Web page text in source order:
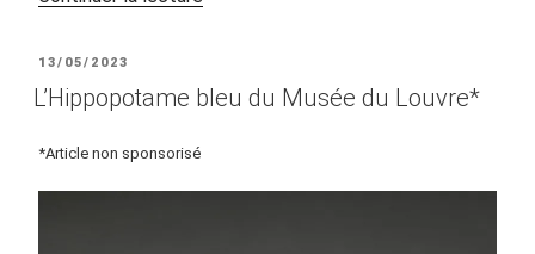
(1737
vue
del
PUBLIÉ
LE
13/05/2023
L’Hippopotame bleu du Musée du Louvre*
*Article non sponsorisé